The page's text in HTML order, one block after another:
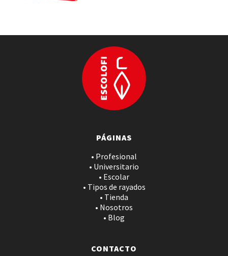
PÁGINAS
• Profesional
• Universitario
• Escolar
• Tipos de rayados
• Tienda
• Nosotros
• Blog
CONTACTO